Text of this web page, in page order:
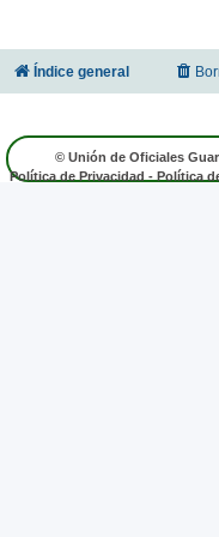
Índice general
© Unión de Oficiales
Política de Privacidad - Política